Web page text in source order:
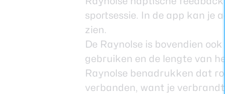
sportsessie. In de app kan je
zien.
De Raynolse is bovendien ook
gebruiken en de lengte van het
Raynolse benadrukken dat
verbanden, want je verbrandt